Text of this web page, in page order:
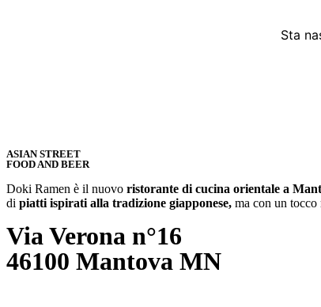
Sta
ASIAN STREET
FOOD AND BEER
Doki Ramen è il nuovo ristorante di cucina orientale a
di piatti ispirati alla tradizione giapponese, ma con un tocco
Via Verona n°16
46100 Mantova MN